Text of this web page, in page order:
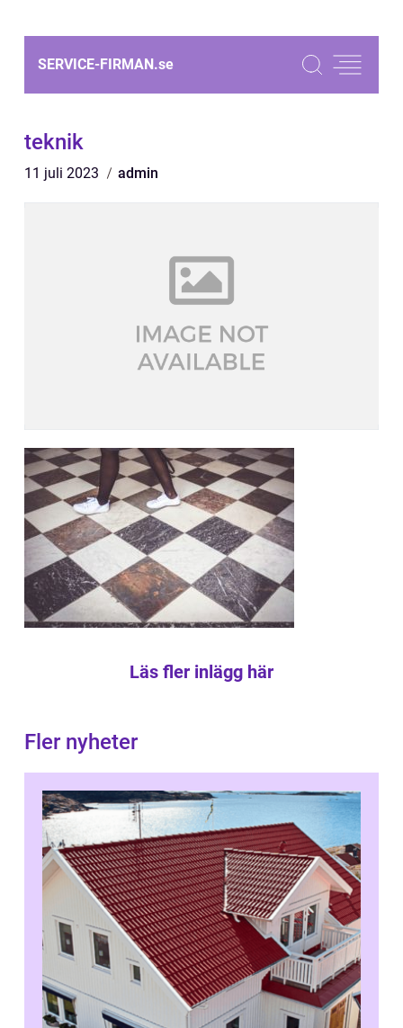
SERVICE-FIRMAN.se
teknik
11 juli 2023 admin
Läs fler inlägg här
Fler nyheter